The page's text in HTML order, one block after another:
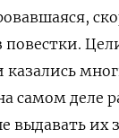
повестки.
казались
самом деле
выдавать их